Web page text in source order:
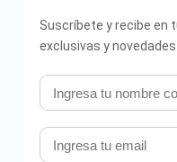
Suscríbete y recibe en
exclusivas y novedades